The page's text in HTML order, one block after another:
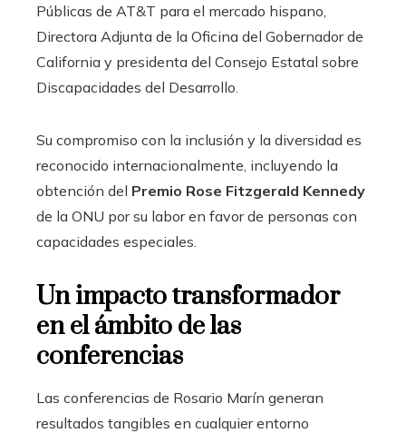
Públicas de AT&T para el mercado hispano,
Directora Adjunta de la Oficina del Gobernador de
California y presidenta del Consejo Estatal sobre
Discapacidades del Desarrollo.
Su compromiso con la inclusión y la diversidad es
reconocido internacionalmente, incluyendo la
obtención del Premio Rose Fitzgerald Kennedy
de la ONU por su labor en favor de personas con
capacidades especiales.
Un impacto transformador
en el ámbito de las
conferencias
Las conferencias de Rosario Marín generan
resultados tangibles en cualquier entorno